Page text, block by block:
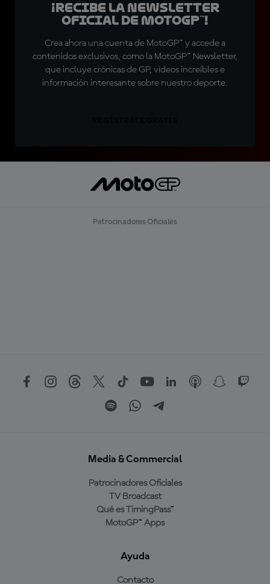
¡Recibe la Newsletter
oficial de MotoGP™!
Crea ahora una cuenta de MotoGP™ y accede a
contenidos exclusivos, como la MotoGP™ Newsletter,
que incluye crónicas de GP, vídeos increíbles e
información interesante sobre nuestro deporte.
Patrocinadores Oficiales
Media & Commercial
Patrocinadores Oficiales
TV Broadcast
Qué es TimingPass™
MotoGP™ Apps
Ayuda
Contacto